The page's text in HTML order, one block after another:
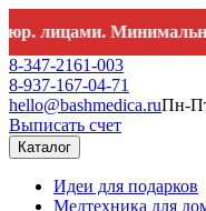
Минимальный
8-347-2161-003
8-937-167-04-71
hello@bashmedica.ruПн-
Выписать счет
Каталог
Идеи для подарков
Медтехника для